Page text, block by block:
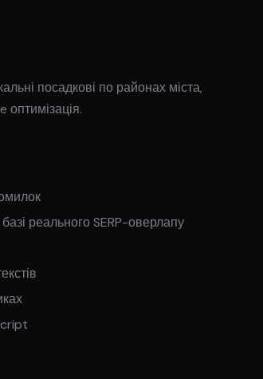
Замовити безкоштовний аудит →
посадкові по районах міста,
реального SERP-оверлапу